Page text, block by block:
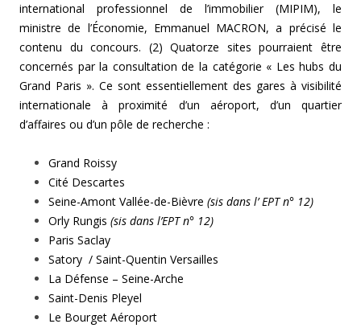
international professionnel de l’immobilier (MIPIM), le
ministre de l’Économie, Emmanuel MACRON, a précisé le
contenu du concours. (2) Quatorze sites pourraient être
concernés par la consultation de la catégorie « Les hubs du
Grand Paris ». Ce sont essentiellement des gares à visibilité
internationale à proximité d’un aéroport, d’un quartier
d’affaires ou d’un pôle de recherche :
Grand Roissy
Cité Descartes
Seine-Amont Vallée-de-Bièvre (sis dans l’ EPT n° 12)
Orly Rungis (sis dans l’EPT n° 12)
Paris Saclay
Satory / Saint-Quentin Versailles
La Défense – Seine-Arche
Saint-Denis Pleyel
Le Bourget Aéroport